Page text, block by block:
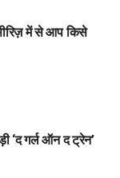
में से आप किसे
‘द गर्ल ऑन द ट्रेन’